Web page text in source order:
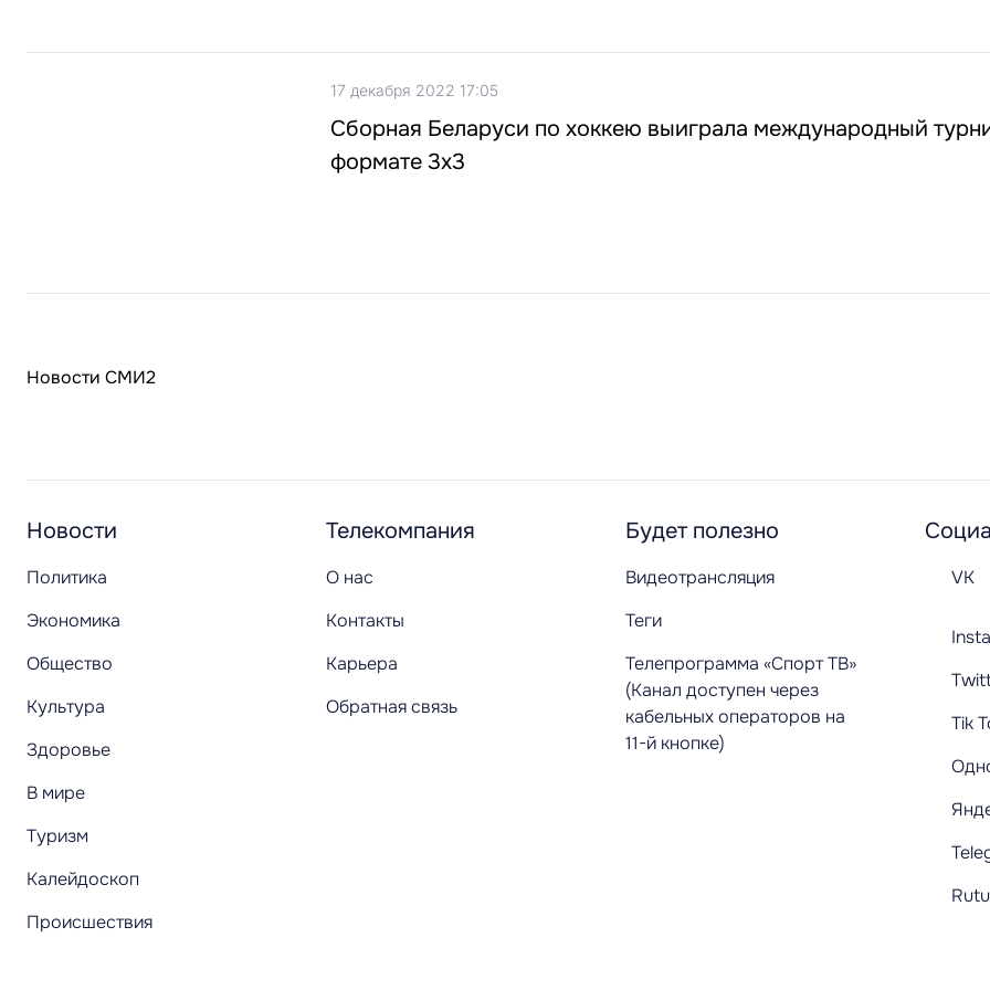
17 декабря 2022 17:05
Сборная Беларуси по хоккею выиграла международный
формате 3х3
Новости СМИ2
Новости
Политика
Экономика
Общество
Культура
Здоровье
В мире
Туризм
Калейдоскоп
Происшествия
Телекомпания
О нас
Контакты
Карьера
Обратная связь
Будет полезно
Видеотрансляция
Теги
Телепрограмма «Спорт ТВ»
(Канал доступен через
кабельных операторов на
11-й кнопке)
VK
Tik